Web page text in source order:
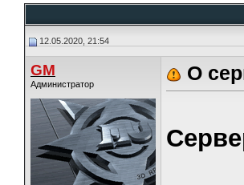
12.05.2020, 21:54
GM
Администратор О